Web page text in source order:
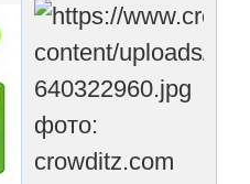
фото:
crowditz.com